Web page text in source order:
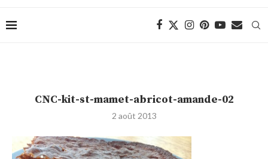
CNC-kit-st-mamet-abricot-amande-02
2 août 2013